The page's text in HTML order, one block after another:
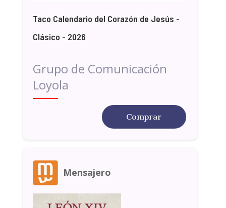
Taco Calendario del Corazón de Jesús -
Clásico - 2026
Grupo de Comunicación
Loyola
Comprar
Mensajero